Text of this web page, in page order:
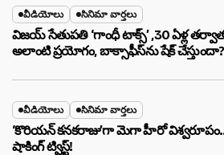
వీడియోలు సినిమా వార్తలు
విజయ్ సేతుపతి ‘గాంధీ టాక్స్’ ,30 ఏళ్ల
అలాంటి ప్రయోగం, బాక్సాఫీస్‌ను షేక్ చేస్తుందా?
వీడియోలు సినిమా వార్తలు
‘కొరియన్ కనకరాజు’గా మెగా హీరో విశ్వరూపం..
షాకింగ్ ట్విస్ట్!